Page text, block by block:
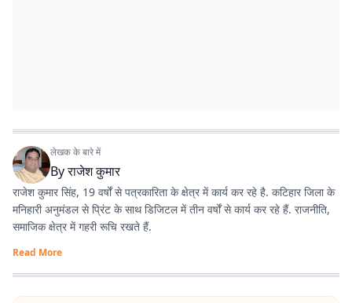
लेखक के बारे में
Byराजेश कुमार
राजेश कुमार सिंह, 19 वर्षों से पत्रकारिता के क्षेत्र में कार्य कर रहे है. कटिहार जिला के
मनिहारी अनुमंडल से प्रिंट के साथ डिजिटल में तीन वर्षों से कार्य कर रहे हैं. राजनीति,
समाजिक क्षेत्र में गहरी रूचि रखते हैं.
Read More